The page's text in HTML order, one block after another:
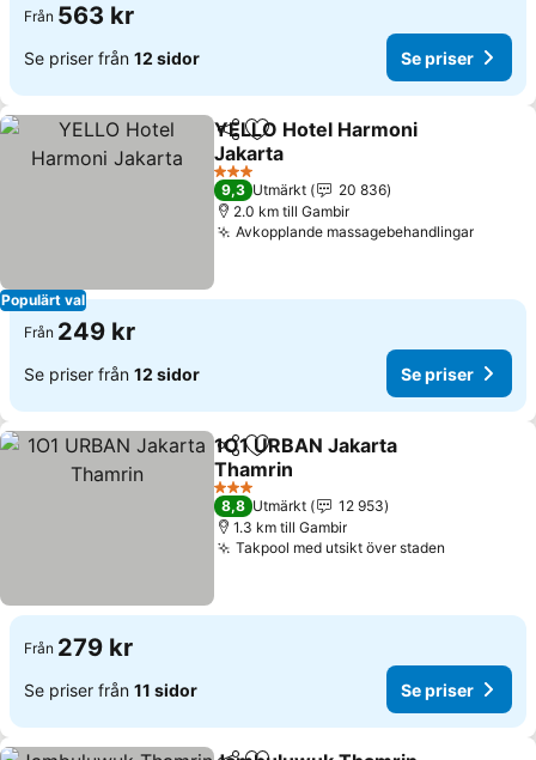
Från 563 kr
Se priser från 12 sidor Se priser
Populärt val
Dela Lägg till i Mina Favoriter
YELLO Hotel Harmoni
Jakarta
Se priser
3 Stjärnor
9,3 Utmärkt
20 836
2.0 km till Gambir
Avkopplande massagebehandlingarSe
Från 249 kr
Se priser från 12 sidor Se priser
Dela Lägg till i Mina Favoriter
1O1 URBAN Jakarta
Thamrin
Se priser
3 Stjärnor
8,8 Utmärkt
12 953
1.3 km till Gambir
Takpool med utsikt över staden
Från 279 kr
Se priser från 11 sidor Se priser